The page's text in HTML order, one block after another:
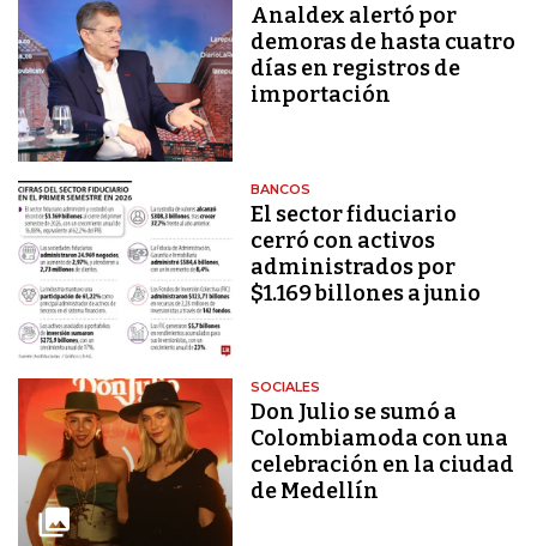
Analdex alertó por
demoras de hasta cuatro
días en registros de
importación
BANCOS
El sector fiduciario
cerró con activos
administrados por
$1.169 billones a junio
SOCIALES
Don Julio se sumó a
Colombiamoda con una
celebración en la ciudad
de Medellín